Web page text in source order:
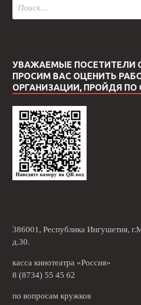
УВАЖАЕМЫЕ ПОСЕТИТЕЛИ
ПРОСИМ ВАС ОЦЕНИТЬ
ОРГАНИЗАЦИИ, ПРОЙДЯ ПО
386001, Республика Ингушетия,
д.30.
касса кинотеатра «Россия»
8 (8734) 55 45 62
по вопросам кружков